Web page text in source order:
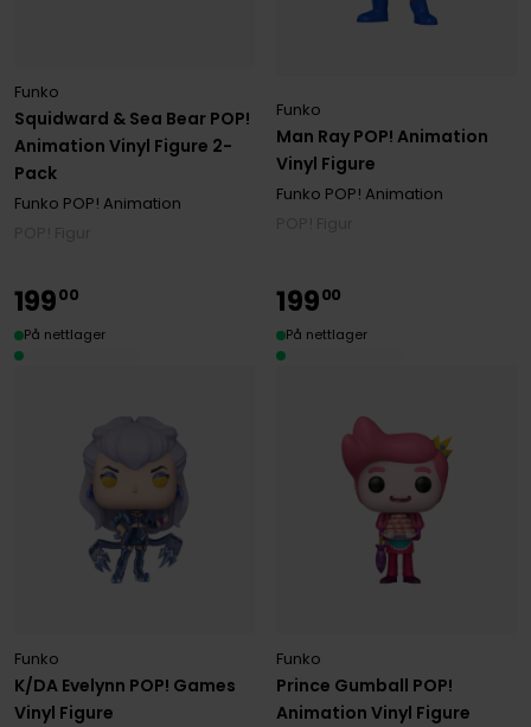
Squidward & Sea Bear POP!
Animation Vinyl Figure 2-
Pack
Funko
Funko POP! Animation
Man Ray POP! Animation
Vinyl Figure
Funko
Funko POP! Animation
K/DA Evelynn POP! Games
Vinyl Figure
Funko
19900
På nettlager
Prince Gumball POP!
Animation Vinyl Figure
Funko
19900
På nettlager